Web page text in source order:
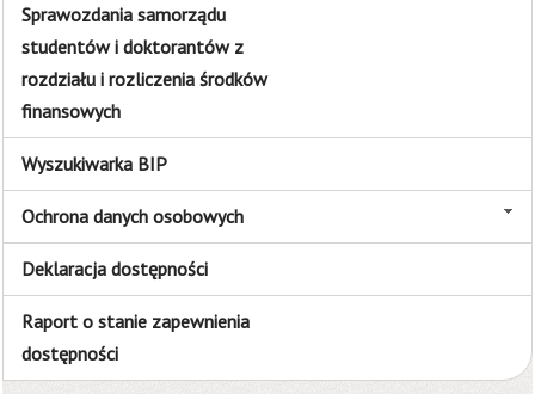
Sprawozdania samorządu
studentów i doktorantów z
rozdziału i rozliczenia środków
finansowych
Wyszukiwarka BIP
Ochrona danych osobowych
Deklaracja dostępności
Raport o stanie zapewnienia
dostępności